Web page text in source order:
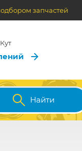
запчастей
Найти